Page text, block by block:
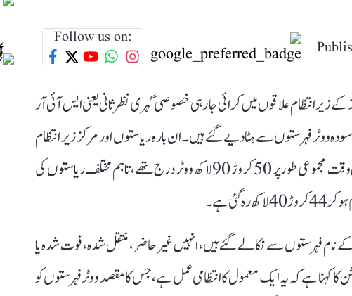
Follow us on:
زیر انتظام علاقوں میں کرائی جا رہی خصوصی گہری نظر ثانی یعنی ایس آئی آر
ووٹر فہرستوں سے ہٹا دیے گئے ہیں۔ ان بارہ ریاستوں اور مرکز زیر انتظام
علاقوں میں 27 اکتوبر کو یہ عمل شروع ہوا تھا، اس وقت مجموعی طور پر 50 کروڑ 90 لاکھ ووٹر درج تھے، تاہم مختلف ریاستوں کی
ہے۔
فہرستوں سے نکالے گئے ہیں، انہیں غیر حاضر، منتقل شدہ، فوت شدہ یا
ہے کہ یہ ایک معمول کا انتظامی عمل ہے، جس کا مقصد ووٹر فہرستوں کو